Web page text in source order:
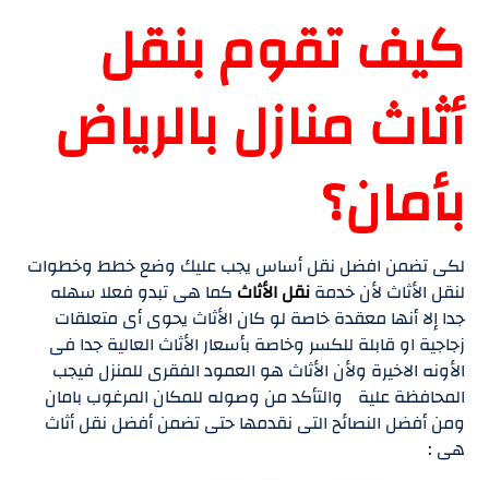
كيف تقوم بنقل
أثاث منازل بالرياض
بأمان؟
لكى تضمن افضل نقل أساس يجب عليك وضع خطط وخطوات
لنقل الأثاث لأن خدمةنقل الأثاث كما هى تبدو فعلا سهله
جدا إلا أنها معقدة خاصة لو كان الأثاث يحوى أى متعلقات
زجاجية او قابلة للكسر وخاصة بأسعار الأثاث العالية جدا فى
الأونه الاخيرة ولأن الأثاث هو العمود الفقرى للمنزل فيجب
المحافظة علية والتأكد من وصوله للمكان المرغوب بامان
ومن أفضل النصائح التى نقدمها حتى تضمن أفضل نقل أثاث
هى :